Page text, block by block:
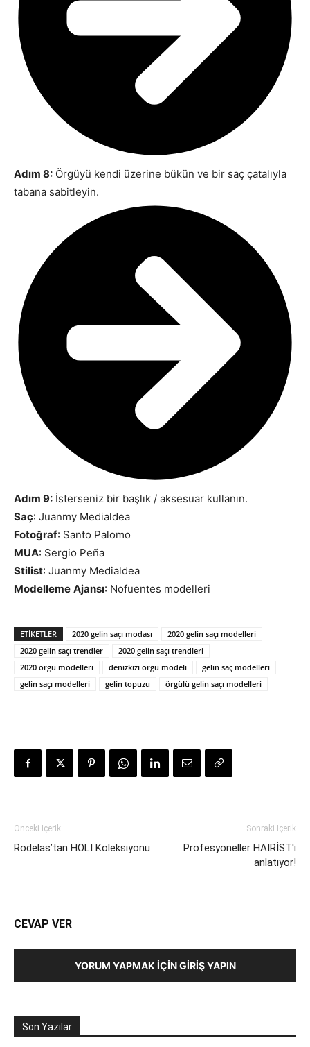
Adım 8: Örgüyü kendi üzerine bükün ve bir saç çatalıyla
tabana sabitleyin.
Adım 9: İsterseniz bir başlık / aksesuar kullanın.
Saç: Juanmy Medialdea
Fotoğraf: Santo Palomo
MUA: Sergio Peña
Stilist: Juanmy Medialdea
Modelleme Ajansı: Nofuentes modelleri
ETIKETLER 2020 gelin saçı modası
2020 gelin saçı modelleri
2020 gelin saçı trendler
2020 gelin saçı trendleri
2020 örgü modelleri
denizkızı örgü modeli
gelin saç modelleri
gelin saçı modelleri
gelin topuzu örgülü gelin saçı modelleri
Önceki İçerik
Rodelas’tan HOLI Koleksiyonu
Sonraki İçerik
Profesyoneller HAIRİST'i
anlatıyor!
CEVAP VER
YORUM YAPMAK İÇIN GIRIŞ YAPIN
Son Yazılar